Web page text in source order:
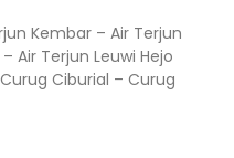
Kembar – Air Terjun
Air Terjun Leuwi Hejo
Ciburial – Curug